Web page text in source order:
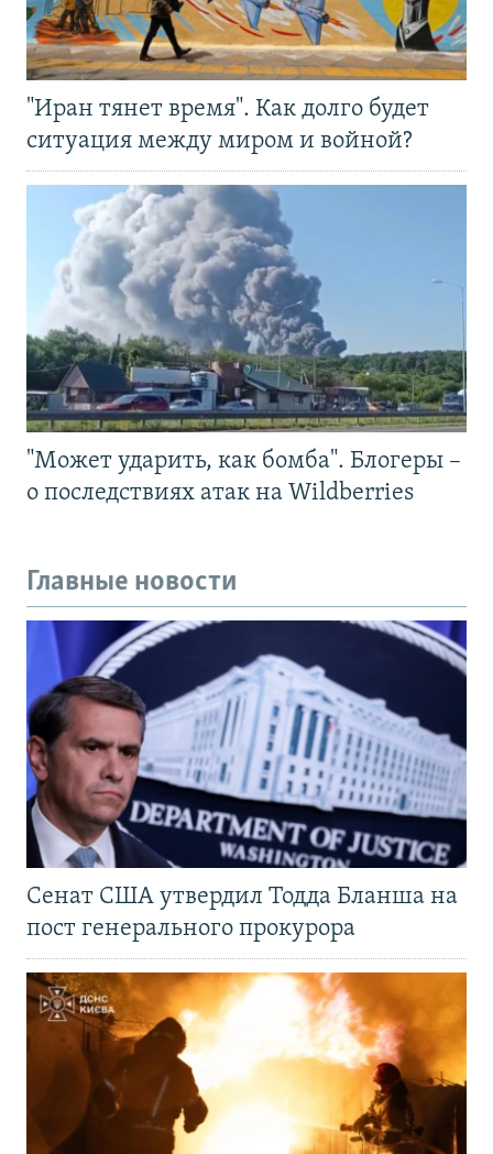
"Иран тянет время". Как долго будет
ситуация между миром и войной?
"Может ударить, как бомба". Блогеры –
о последствиях атак на Wildberries
Главные новости
Сенат США утвердил Тодда Бланша на
пост генерального прокурора